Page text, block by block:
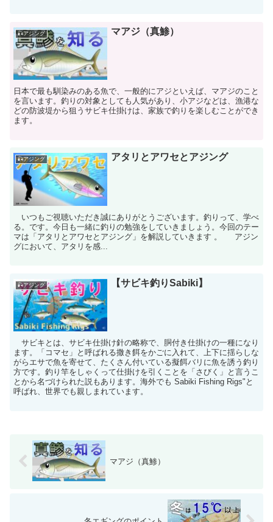
🎣アジング マアジ（真鯵）
日本で最も馴染みのある魚で、一般的にアジといえば、マアジのこと
を言います。釣りの対象としても人気があり、小アジなどは、漁港な
どの防波堤から狙うサビキ仕掛けは、家族で釣りを楽しむことができ
ます。
🎣アジング アタリとアワセとアジング
いつもご視聴いただき誠にありがとうございます。釣りって、学べ
る。です。今日も一緒に釣りの勉強をしていきましょう。今回のテー
マは「アタリとアワセとアジング」を解説していきます 。 アジン
グにおいて、アタリを感...
🎣アジング 【サビキ釣りSabiki】
サビキとは、サビキ仕掛け針の略称で、胴付き仕掛けの一種になり
ます。「コマセ」と呼ばれる撒き餌をかごに入れて、上下に揺らしな
がらエサで魚を寄せて、たくさん付いている擬餌バリに魚を誘う釣り
方です。釣り竿をしゃくって仕掛けを引くことを「さびく」と言うこ
とから名づけられた説もあります。海外でも Sabiki Fishing Rigs"と
呼ばれ、世界でも親しまれています。
マアジ（真鯵）